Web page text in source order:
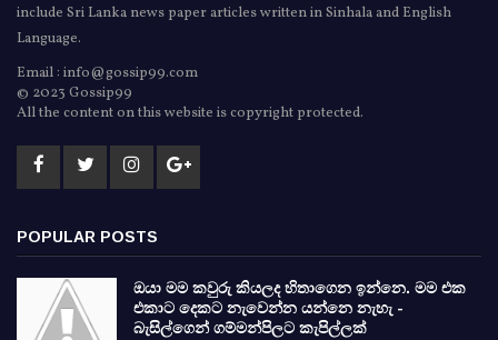
include Sri Lanka news paper articles written in Sinhala and English
Language.
Email : info@gossip99.com
© 2023 Gossip99
All the content on this website is copyright protected.
POPULAR POSTS
ඔයා මම කවුරු කියලද හිතාගෙන ඉන්නෙ. මම එක
එකාට දෙකට නැවෙන්න යන්නෙ නැහැ -
බැසිල්ගෙන් ගම්මන්පිලට කැපිල්ලක්